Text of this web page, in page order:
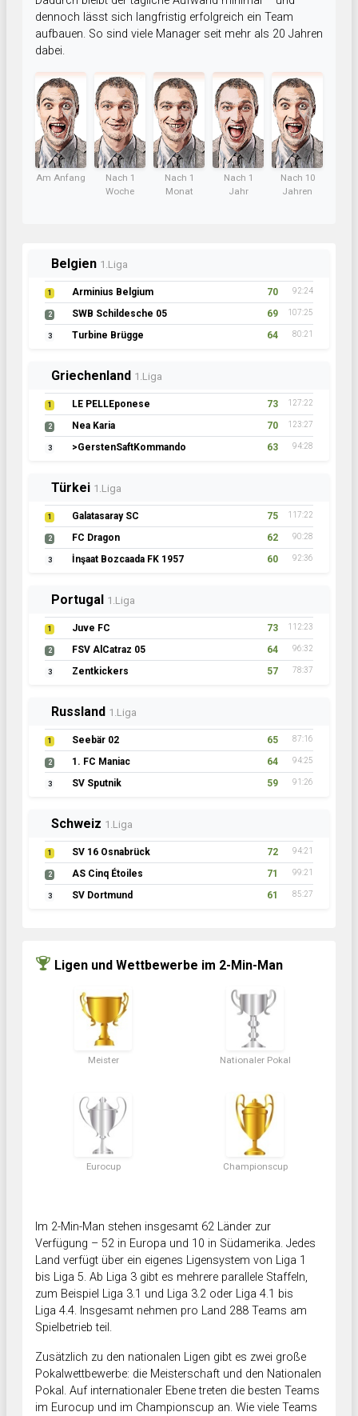
dennoch lässt sich langfristig erfolgreich ein Team
aufbauen. So sind viele Manager seit mehr als 20 Jahren
dabei.
Am Anfang
Nach 1
Woche
Nach 1
Monat
Nach 1
Jahr
Nach 10
Jahren
Belgien 1.Liga
1 Arminius Belgium 70 92:24
2 SWB Schildesche 05 69 107:25
3 Turbine Brügge 64 80:21
Griechenland 1.Liga
1 LE PELLEponese 73 127:22
2 Nea Karia 70 123:27
3 >GerstenSaftKommando 63 94:28
Türkei 1.Liga
1 Galatasaray SC 75 117:22
2 FC Dragon 62 90:28
3 İnşaat Bozcaada FK 1957 60 92:36
Portugal 1.Liga
1 Juve FC 73 112:23
2 FSV AlCatraz 05 64 96:32
3 Zentkickers 57 78:37
Russland 1.Liga
1 Seebär 02 65 87:16
2 1. FC Maniac 64 94:25
3 SV Sputnik 59 91:26
Schweiz 1.Liga
1 SV 16 Osnabrück 72 94:21
2 AS Cinq Étoiles 71 99:21
3 SV Dortmund 61 85:27
Ligen und Wettbewerbe im 2-Min-Man
Meister Nationaler Pokal
Eurocup Championscup
Im 2-Min-Man stehen insgesamt 62 Länder zur
Verfügung – 52 in Europa und 10 in Südamerika. Jedes
Land verfügt über ein eigenes Ligensystem von Liga 1
bis Liga 5. Ab Liga 3 gibt es mehrere parallele Staffeln,
zum Beispiel Liga 3.1 und Liga 3.2 oder Liga 4.1 bis
Liga 4.4. Insgesamt nehmen pro Land 288 Teams am
Spielbetrieb teil.
Zusätzlich zu den nationalen Ligen gibt es zwei große
Pokalwettbewerbe: die Meisterschaft und den Nationalen
Pokal. Auf internationaler Ebene treten die besten Teams
im Eurocup und im Championscup an. Wie viele Teams